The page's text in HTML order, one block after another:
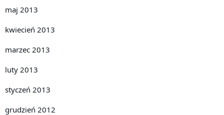
maj 2013
kwiecień 2013
marzec 2013
luty 2013
styczeń 2013
grudzień 2012